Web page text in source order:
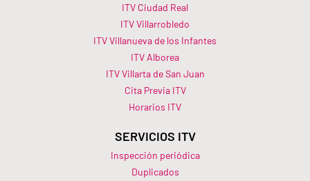
ITV Ciudad Real
ITV Villarrobledo
ITV Villanueva de los Infantes
ITV Alborea
ITV Villarta de San Juan
Cita Previa ITV
Horarios ITV​
SERVICIOS ITV
Inspección periódica
Duplicados